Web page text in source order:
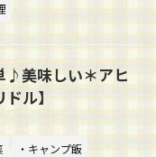
♪美味しい＊アヒ
ドル】
・キャンプ飯